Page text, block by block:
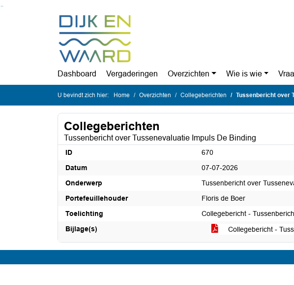
Dashboard Vergaderingen Overzichten Wie is wie
U bevindt zich hier: Home Overzichten Collegeberichten Tussenbericht over
Collegeberichten
Tussenbericht over Tussenevaluatie Impuls De Binding
ID
670
Datum
07-07-2026
Onderwerp
Tussenbericht over
Portefeuillehouder
Floris de Boer
Toelichting
Collegebericht -
Bijlage(s)
Collegebericht -